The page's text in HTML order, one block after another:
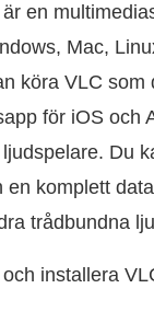
en
Mac,
köra VLC som
för iOS och
Du
en komplett
trådbundna
installera